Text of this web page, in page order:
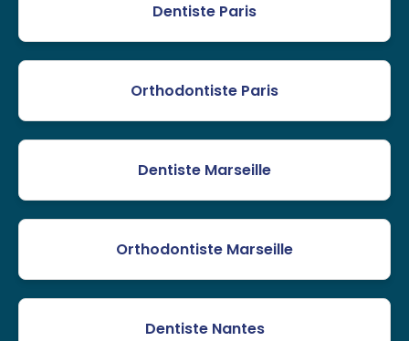
Dentiste Paris
Orthodontiste Paris
Dentiste Marseille
Orthodontiste Marseille
Dentiste Nantes